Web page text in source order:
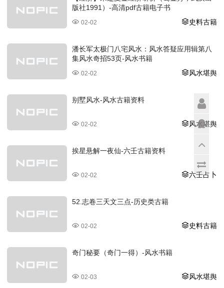
版社1991）-高清pdf古籍电子书
史料古籍
02-02
潘长军太极门八宅风水：风水答疑应用辑第八
集风水奇招53页-风水书籍
风水堪舆
02-02
别墅风水-风水古籍资料
风水堪舆
02-02
挨星悬解一夜仙-六壬古籍资料
六壬占卜
02-02
52.志卷三天文三点-历史类古籍
史料古籍
02-02
奇门秘要（奇门一得）-风水书籍
风水堪舆
02-03